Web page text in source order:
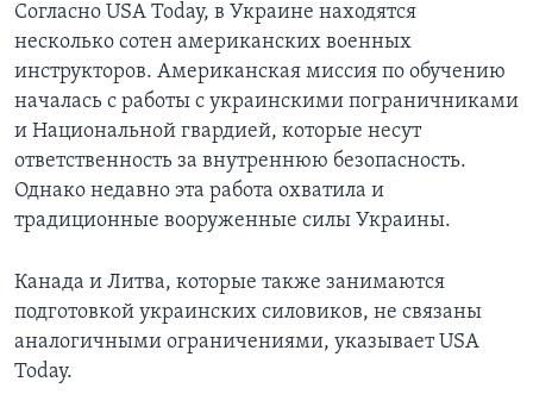
Согласно USA Today, в Украине находятся
несколько сотен американских военных
инструкторов. Американская миссия по обучению
началась с работы с украинскими пограничниками
и Национальной гвардией, которые несут
ответственность за внутреннюю безопасность.
Однако недавно эта работа охватила и
традиционные вооруженные силы Украины.
Канада и Литва, которые также занимаются
подготовкой украинских силовиков, не связаны
аналогичными ограничениями, указывает USA
Today.